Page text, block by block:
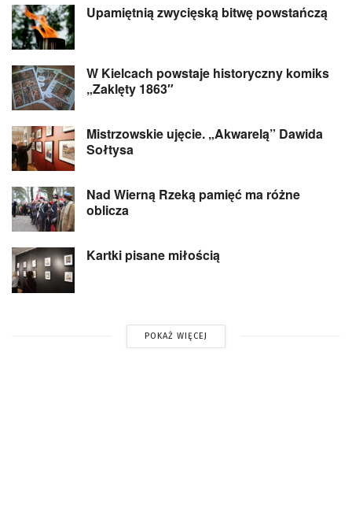
Upamiętnią zwycięską bitwę powstańczą
W Kielcach powstaje historyczny komiks
„Zaklęty 1863″
Mistrzowskie ujęcie. „Akwarelą” Dawida
Sołtysa
Nad Wierną Rzeką pamięć ma różne
oblicza
Kartki pisane miłością
POKAŻ WIĘCEJ